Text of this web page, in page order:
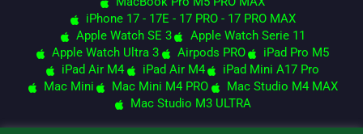
iPhone 17 - 17E - 17 PRO - 17 PRO MAX
Apple Watch SE 3
Apple Watch Serie 11
Apple Watch Ultra 3
Airpods PRO
iPad Pro M5
iPad Air M4
iPad Air M4
iPad Mini A17 Pro
Mac Mini
Mac Mini M4 PRO
Mac Studio M4 MAX
Mac Studio M3 ULTRA